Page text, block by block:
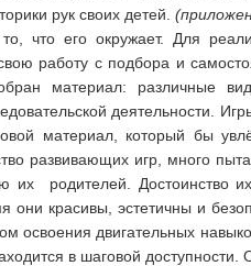
рук своих детей.
то, что его окружает. Для
работу с подбора и
материал: различные
деятельности.
материал, который бы
развивающих игр, много
их родителей. Достоинство
они красивы, эстетичны и
освоения двигательных
в шаговой